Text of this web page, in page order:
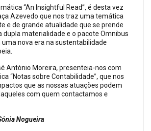
“An Insightful Read”, é desta vez
Azevedo que nos traz uma temática
e de grande atualidade que se prende
dupla materialidade e o pacote Omnibus
nova era na sustentabilidade
António Moreira, presenteia-nos com
“Notas sobre Contabilidade”, que nos
que as nossas atuações podem
com quem contactamos e
Nogueira